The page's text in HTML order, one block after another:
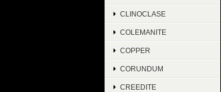
CLINOCLASE
COLEMANITE
COPPER
CORUNDUM
CREEDITE